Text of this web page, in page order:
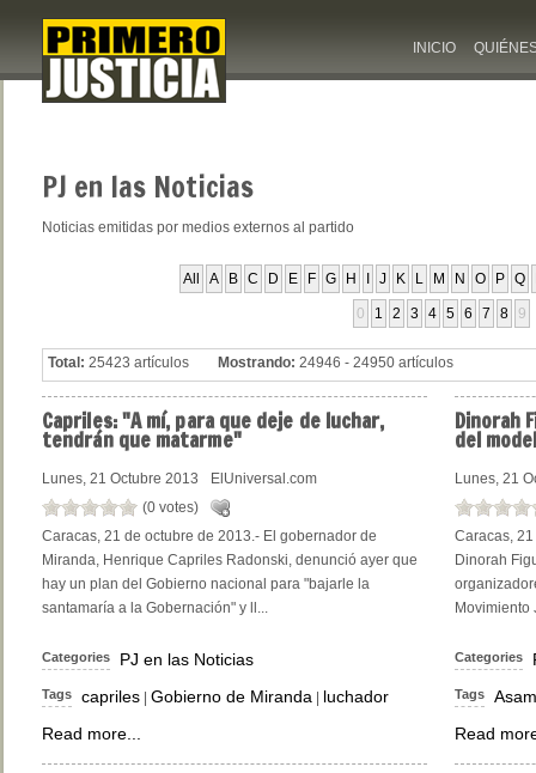
INICIO
PJ en las Noticias
Noticias emitidas por medios externos al partido
All A B C D E F G H J K L M N O P Q
0 1 2 3 4 5 6 7 8 9
Total: 25423 artículos Mostrando: 24946 - 24950 artículos
Capriles:"A mí, para que deje de luchar,
tendrán que matarme"
Lunes, 21 Octubre 2013
ElUniversal.com
(0 votes)
Caracas, 21 de octubre de 2013.- El gobernador de
Miranda, Henrique Capriles Radonski, denunció ayer que
hay un plan del Gobierno nacional para "bajarle la
santamaría a la Gobernación" y ll...
Categories PJ en las Noticias
Tags capriles Gobierno de Miranda
luchador
Read more...
Dinorah
del
Lunes, 21
Caracas,
Dinorah
Movimiento
Categories
Tags
Read